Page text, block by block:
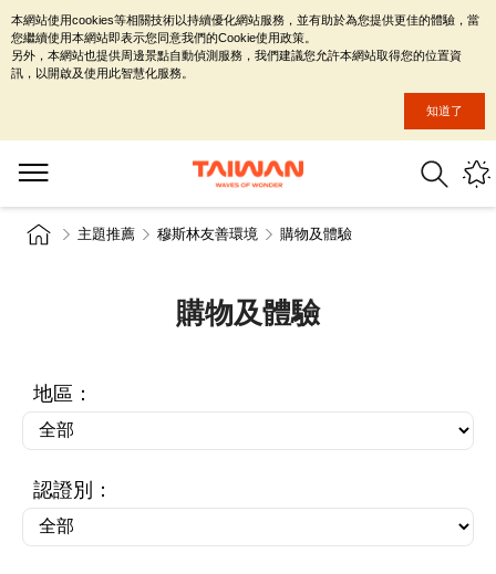
主題推薦 穆斯林友善環境 購物及體驗
購物及體驗
地區：
認證別：
本網站使用cookies等相關技術以持續優化網站服務，並有助於為您提供更佳的體驗，當
您繼續使用本網站即表示您同意我們的Cookie使用政策。
另外，本網站也提供周邊景點自動偵測服務，我們建議您允許本網站取得您的位置資
訊，以開啟及使用此智慧化服務。
知道了